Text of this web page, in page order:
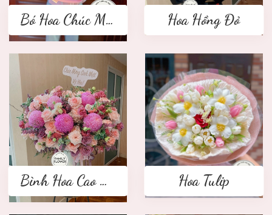
Bó Hoa Chúc Mừng Hoa Hồng Đỏ
Bình Hoa Cao Cấp Hoa Tulip